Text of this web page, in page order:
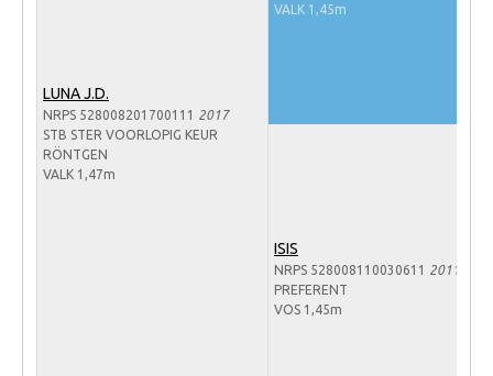
Fokprogramma's en registratie
Informatie veulen registratie
LUNA J.D.
NRPS 528008201700111 2017
STB STER VOORLOPIG KEUR
RÖNTGEN
VALK 1,47m
VALK 1,45m
ISIS
NRPS 528008110030611 2011
PREFERENT
VOS 1,45m